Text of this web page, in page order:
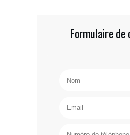
Formulaire